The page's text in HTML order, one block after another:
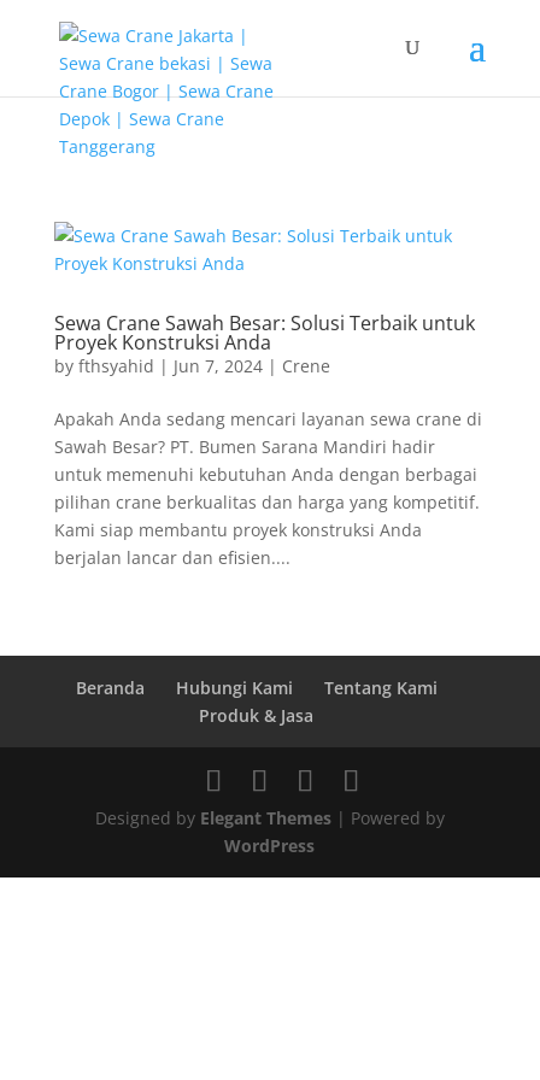
fb5nqmm2dfCcjnmPLe08LhMIU
Sewa Crane Sawah Besar: Solusi Terbaik untuk
Proyek Konstruksi Anda
by fthsyahid | Jun 7, 2024| Crene
Apakah Anda sedang mencari layanan sewa crane di
Sawah Besar? PT. Bumen Sarana Mandiri hadir
untuk memenuhi kebutuhan Anda dengan berbagai
pilihan crane berkualitas dan harga yang kompetitif.
Kami siap membantu proyek konstruksi Anda
berjalan lancar dan efisien....
Beranda Hubungi Kami
Tentang Kami
Produk & Jasa
Designed by Elegant Themes| Powered by
WordPress